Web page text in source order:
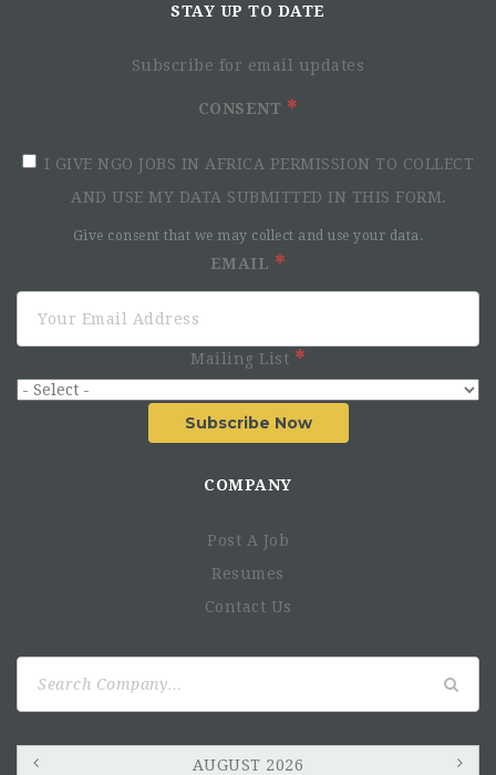
pour améliorer le suivi réglementaire.
sûrs, abordables et conformes.
interventions et d’améliorer les politiques nationales.
La compréhension et l’acceptabilité des produits
fortifiés au niveau des consommateurs.
STAY UP TO DATE
Subscribe for email updates
CONSENT
I GIVE NGO JOBS IN AFRICA PERMISSION TO COLLECT
AND USE MY DATA SUBMITTED IN THIS FORM.
Give consent that we may collect and use your data.
EMAIL
Mailing List
Subscribe Now
COMPANY
Post A Job
Resumes
Contact Us
AUGUST 2026